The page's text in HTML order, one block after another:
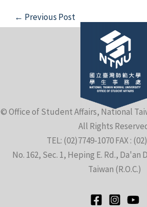
Post
navigation
← Previous Post
© Office of Student Affairs, National
All Rights
TEL: (02)7749-1070 FAX :
No. 162, Sec. 1, Heping E. Rd., Da'an
Taiwan (R.O.C.)